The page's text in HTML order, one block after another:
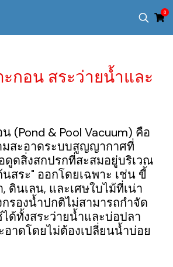
0
กอน สระว่ายน้ำและ
(Pond & Pool Vacuum) คือ
สะอาดระบบสูญญากาศที่
ดูดสิ่งสกปรกที่สะสมอยู่บริเวณ
สระ" ออกโดยเฉพาะ เช่น ขี้
ดินเลน, และเศษใบไม้ที่เน่า
กรองน้ำปกติไม่สามารถกำจัด
ด้ทั้งสระว่ายน้ำและบ่อปลา
อาดโดยไม่ต้องเปลี่ยนน้ำบ่อย